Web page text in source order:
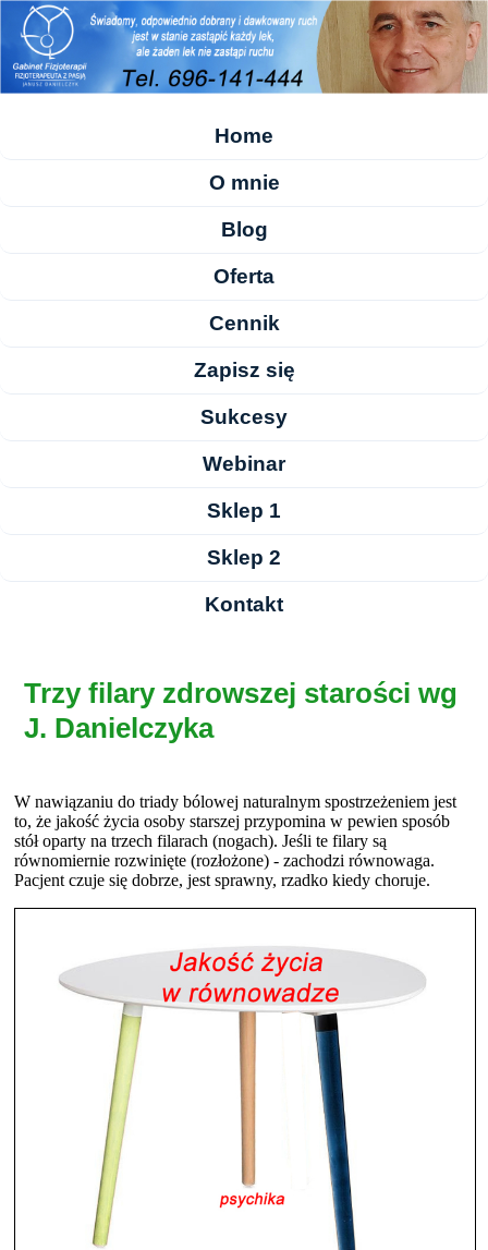
Home
O mnie
Blog
Oferta
Cennik
Zapisz się
Sukcesy
Webinar
Sklep 1
Sklep 2
Kontakt
Trzy filary zdrowszej starości wg
J. Danielczyka
W nawiązaniu do triady bólowej naturalnym spostrzeżeniem jest
to, że jakość życia osoby starszej przypomina w pewien sposób
stół oparty na trzech filarach (nogach). Jeśli te filary są
równomiernie rozwinięte (rozłożone) - zachodzi równowaga.
Pacjent czuje się dobrze, jest sprawny, rzadko kiedy choruje.